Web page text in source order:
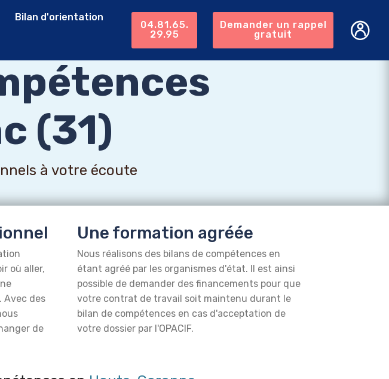
Bilan d'orientation
04.81.65.
29.95
Demander un rappel
gratuit
(31)
à votre écoute
où aller,
Avec des
de
Une formation agréée
Nous réalisons des bilans de compétences en
étant agréé par les organismes d'état. Il est ainsi
possible de demander des financements pour que
votre contrat de travail soit maintenu durant le
bilan de compétences en cas d'acceptation de
votre dossier par l'OPACIF.